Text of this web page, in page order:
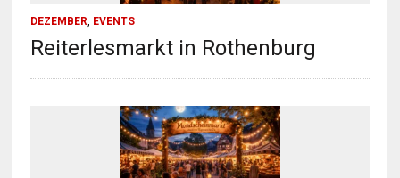
DEZEMBER, EVENTS
Reiterlesmarkt in Rothenburg